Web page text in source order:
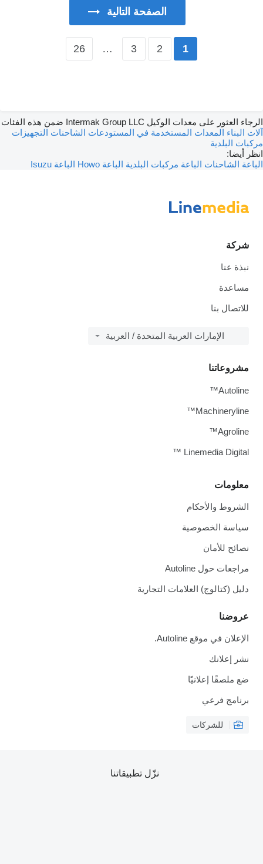
الصفحة التالية
1
2
3
…
26
الرجاء العثور على معدات الوكيل Intermak Group LLC ضمن هذه الفئات
آلات البناء المعدات المستخدمة في المستودعات الشاحنات التجهيزات
مركبات البلدية
انظر أيضا:
الباعة الشاحنات الباعة مركبات البلدية الباعة Howo الباعة Isuzu
شركة
نبذة عنا
مساعدة
للاتصال بنا
الإمارات العربية المتحدة / العربية
معلومات
الشروط والأحكام
سياسة الخصوصية
نصائح للأمان
مراجعات حول Autoline
دليل (كتالوج) العلامات التجارية
عروضنا
الإعلان في موقع Autoline.
نشر إعلانك
ضع ملصقًا إعلانيًا
برنامج فرعي
للشركات
مشروعاتنا
Autoline™
Machineryline™
Agroline™
Linemedia Digital ™
نزّل تطبيقاتنا